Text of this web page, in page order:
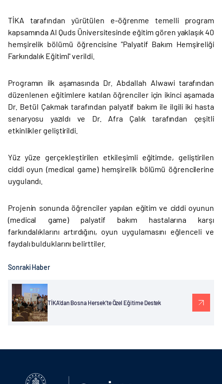
TİKA tarafından yürütülen e-öğrenme temelli program
kapsamında Al Quds Üniversitesinde eğitim gören yaklaşık 40
hemşirelik bölümü öğrencisine "Palyatif Bakım Hemşireliği
Farkındalık Eğitimi" verildi.
Programın ilk aşamasında Dr. Abdallah Alwawi tarafından
düzenlenen eğitimlere katılan öğrenciler için ikinci aşamada
Dr. Betül Çakmak tarafından palyatif bakım ile ilgili iki hasta
senaryosu yazıldı ve Dr. Afra Çalık tarafından çeşitli
etkinlikler geliştirildi.
Yüz yüze gerçekleştirilen etkileşimli eğitimde, geliştirilen
ciddi oyun (medical game) hemşirelik bölümü öğrencilerine
uygulandı.
Projenin sonunda öğrenciler yapılan eğitim ve ciddi oyunun
(medical game) palyatif bakım hastalarına karşı
farkındalıklarını artırdığını, oyun uygulamasını eğlenceli ve
faydalı bulduklarını belirttiler.
Sonraki Haber
TİKA’dan Bosna Hersek’te Özel Eğitime Destek